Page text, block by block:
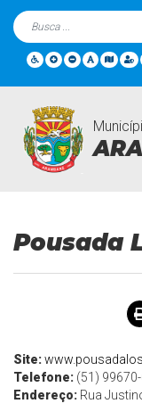
Turismo
Pousada
Site:
Telefone: (51)
Endereço: Rua